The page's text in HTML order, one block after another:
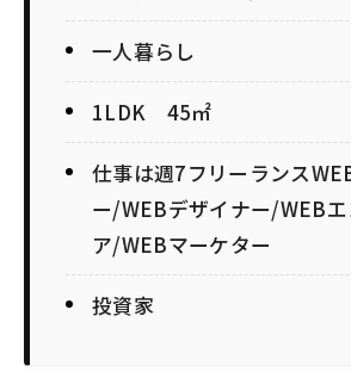
一人暮らし
1LDK 45㎡
仕事は週7フリーランス
ー/WEBデザイナー/WEBエ
ア/WEBマーケター
投資家